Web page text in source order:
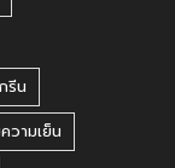
รีน
วามเย็น